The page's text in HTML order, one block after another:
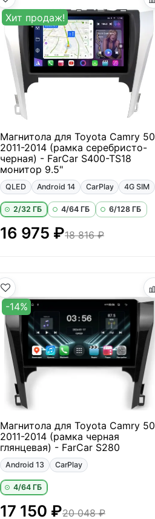
Хит продаж!
Магнитола для Toyota Camry 50
2011-2014 (рамка серебристо-
черная) - FarCar S400-TS18
монитор 9.5"
QLED Android 14 CarPlay 4G SIM
2/32 ГБ 4/64 ГБ 6/128 ГБ
16 975 ₽18 816 ₽
-14%
Магнитола для Toyota Camry 50
2011-2014 (рамка черная
глянцевая) - FarCar S280
Android 13 CarPlay
4/64 ГБ
20 048 ₽
17 150 ₽